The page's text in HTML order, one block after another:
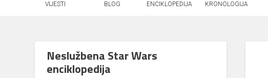
VIJESTI BLOG ENCIKLOPEDIJA KRONOLOGIJA
Neslužbena Star Wars
enciklopedija